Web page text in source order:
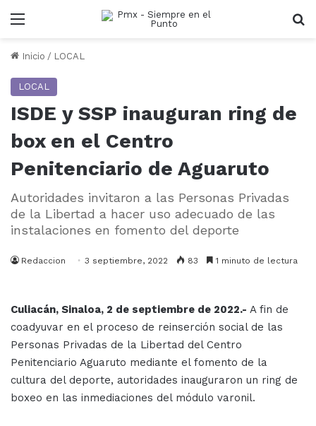
Menu
Inicio / LOCAL
LOCAL
ISDE y SSP inauguran ring de
box en el Centro
Penitenciario de Aguaruto
Autoridades invitaron a las Personas Privadas
de la Libertad a hacer uso adecuado de las
instalaciones en fomento del deporte
Redaccion 3 septiembre, 2022 83 1 minuto de lectura
Culiacán, Sinaloa, 2 de septiembre de 2022.- A fin de
coadyuvar en el proceso de reinserción social de las
Personas Privadas de la Libertad del Centro
Penitenciario Aguaruto mediante el fomento de la
cultura del deporte, autoridades inauguraron un ring de
boxeo en las inmediaciones del módulo varonil.